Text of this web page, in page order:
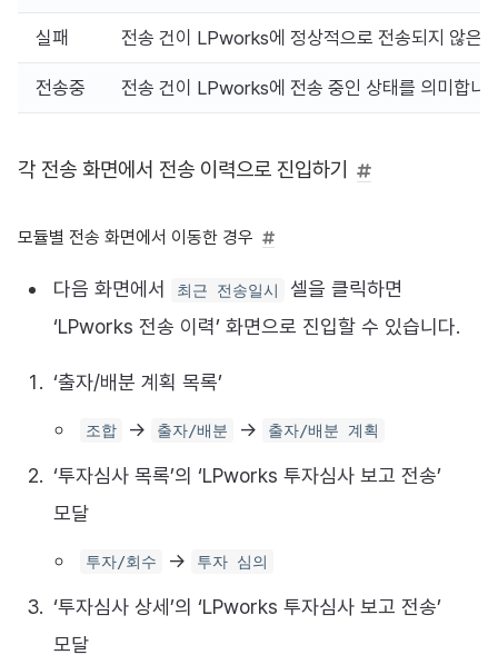
실패 전송 건이 LPworks에 정상적으로 전송되지 않은
전송중 전송 건이 LPworks에 전송 중인 상태를 의미합니
각 전송 화면에서 전송 이력으로 진입하기
모듈별 전송 화면에서 이동한 경우
다음 화면에서 최근 전송일시
셀을 클릭하면
‘LPworks 전송 이력’ 화면으로 진입할 수 있습니다.
‘출자/배분 계획 목록’
조합 → 출자/배분 → 출자/배분 계획
‘투자심사 목록’의 ‘LPworks 투자심사 보고 전송’
모달
투자/회수 → 투자 심의
‘투자심사 상세’의 ‘LPworks 투자심사 보고 전송’
모달